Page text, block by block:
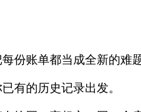
份账单都当成全新的难题
有的历史记录出发。